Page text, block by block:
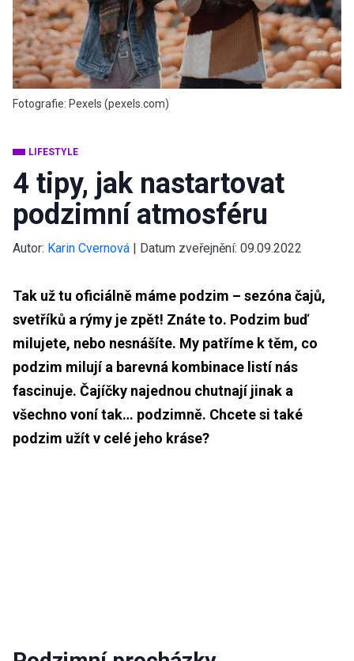
Fotografie: Pexels (pexels.com)
LIFESTYLE
4 tipy, jak nastartovat
podzimní atmosféru
Autor: Karin Cvernová | Datum zveřejnění: 09.09.2022
Tak už tu oficiálně máme podzim – sezóna čajů,
svetříků a rýmy je zpět! Znáte to. Podzim buď
milujete, nebo nesnášíte. My patříme k těm, co
podzim milují a barevná kombinace listí nás
fascinuje. Čajíčky najednou chutnají jinak a
všechno voní tak… podzimně. Chcete si také
podzim užít v celé jeho kráse?